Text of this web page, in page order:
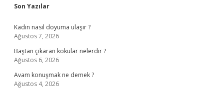
Sidebar
Son Yazılar
Kadın nasıl doyuma ulaşır ?
Ağustos 7, 2026
Baştan çıkaran kokular nelerdir ?
Ağustos 6, 2026
Avam konuşmak ne demek ?
Ağustos 4, 2026